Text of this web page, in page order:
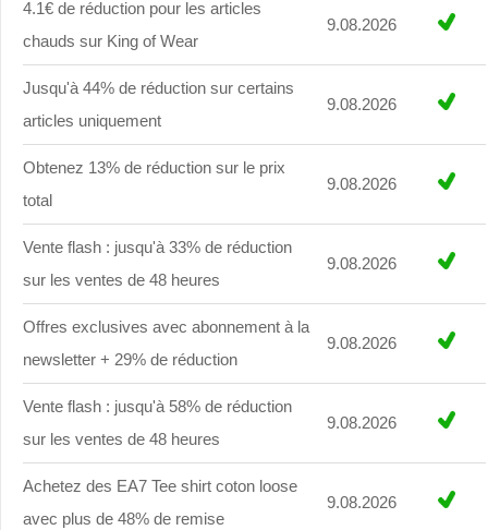
4.1€ de réduction pour les articles
chauds sur King of Wear
9.08.2026
Jusqu'à 44% de réduction sur certains
articles uniquement
9.08.2026
Obtenez 13% de réduction sur le prix
total
9.08.2026
Vente flash : jusqu'à 33% de réduction
sur les ventes de 48 heures
9.08.2026
Offres exclusives avec abonnement à la
newsletter + 29% de réduction
9.08.2026
Vente flash : jusqu'à 58% de réduction
sur les ventes de 48 heures
9.08.2026
Achetez des EA7 Tee shirt coton loose
avec plus de 48% de remise
9.08.2026